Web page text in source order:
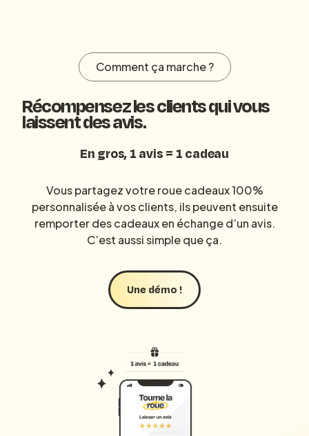
Comment ça marche ?
Récompensez les clients qui vous
laissent des avis.
En gros, 1 avis = 1 cadeau
Vous partagez votre roue cadeaux 100%
personnalisée à vos clients, ils peuvent ensuite
remporter des cadeaux en échange d’un avis.
C’est aussi simple que ça.
Une démo !